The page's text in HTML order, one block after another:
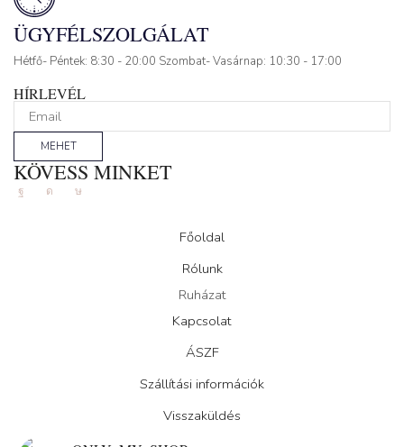
ÜGYFÉLSZOLGÁLAT
Hétfő- Péntek: 8:30 - 20:00 Szombat- Vasárnap: 10:30 - 17:00
HÍRLEVÉL
MEHET
KÖVESS MINKET
FacebookInstagram
Tik-
Főoldal
Rólunk
Ruházat
Kapcsolat
ÁSZF
Szállítási információk
Visszaküldés